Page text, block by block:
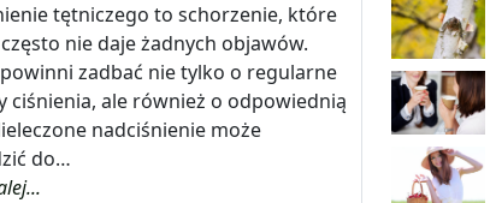
tętniczego to schorzenie, które
nie daje żadnych objawów.
zadbać nie tylko o regularne
ciśnienia, ale również o odpowiednią
nadciśnienie może
do…